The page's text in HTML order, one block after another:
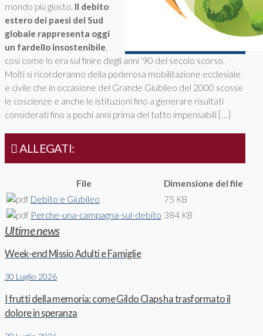
mondo più giusto. Il debito
estero dei paesi del Sud
globale rappresenta oggi
un fardello insostenibile,
così come lo era sul finire degli anni ’90 del secolo scorso.
Molti si ricorderanno della poderosa mobilitazione ecclesiale
e civile che in occasione del Grande Giubileo del 2000 scosse
le coscienze e anche le istituzioni fino a generare risultati
considerati fino a pochi anni prima del tutto impensabili […]
ALLEGATI:
File
Dimensione del file
Debito e Giubileo
75 KB
Perche-una-campagna-sul-debito 384 KB
Ultime news
Week-end Missio Adulti e Famiglie
30 Luglio 2026
I frutti della memoria: come Gildo Claps ha trasformato il
dolore in speranza